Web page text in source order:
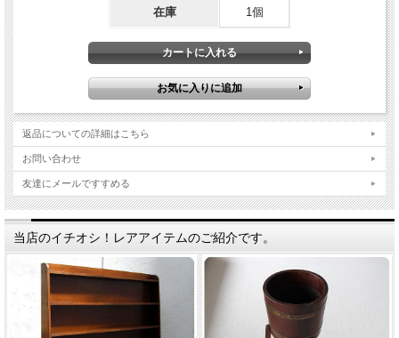
在庫 1個
返品についての詳細はこちら
お問い合わせ
友達にメールですすめる
当店のイチオシ！レアアイテムのご紹介です。